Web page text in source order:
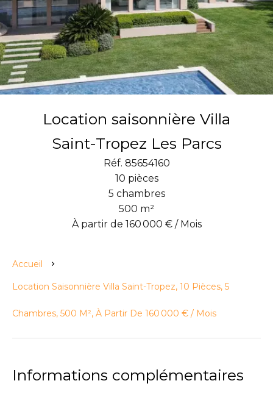
Location saisonnière Villa
Saint-Tropez Les Parcs
Réf. 85654160
10 pièces
5 chambres
500 m²
À partir de 160 000 € / Mois
Accueil
Location Saisonnière Villa Saint-Tropez, 10 Pièces, 5
Chambres, 500 M², À Partir De 160 000 € / Mois
Informations complémentaires